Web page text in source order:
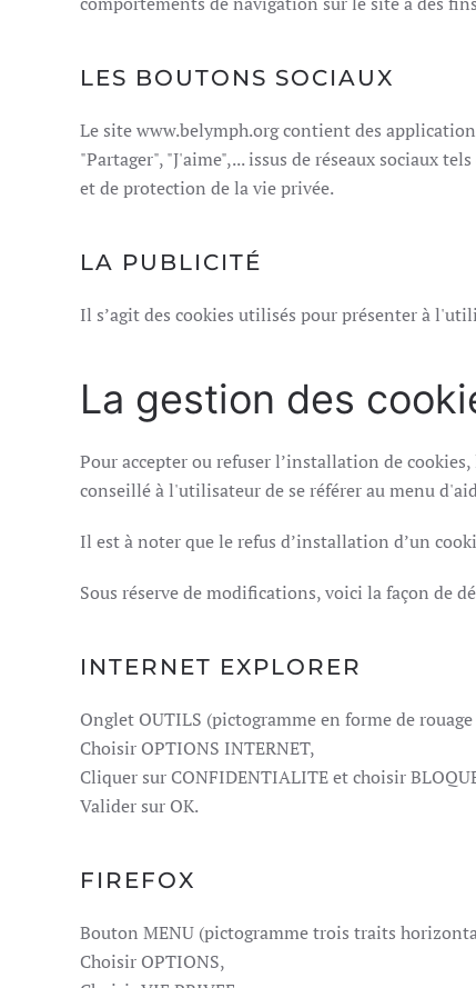
LES BOUTONS SOCIAUX
Le site www.belymph.org contient des
"Partager", "J'aime",... issus de réseaux sociaux
et de protection de la vie privée.
LA PUBLICITÉ
Il s’agit des cookies utilisés pour présenter à
La gestion des
Pour accepter ou refuser l’installation de
conseillé à l'utilisateur de se référer au menu
Il est à noter que le refus d’installation d’un
Sous réserve de modifications, voici la façon de
INTERNET EXPLORER
Onglet OUTILS (pictogramme en forme de
Choisir OPTIONS INTERNET,
Cliquer sur CONFIDENTIALITE et choisir
Valider sur OK.
FIREFOX
Bouton MENU (pictogramme trois traits
Choisir OPTIONS,